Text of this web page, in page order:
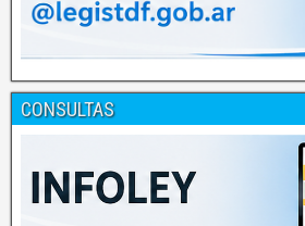
CONSULTAS